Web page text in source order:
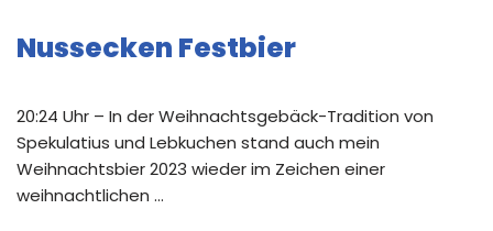
Nussecken Festbier
20:24 Uhr – In der Weihnachtsgebäck-Tradition von
Spekulatius und Lebkuchen stand auch mein
Weihnachtsbier 2023 wieder im Zeichen einer
weihnachtlichen …